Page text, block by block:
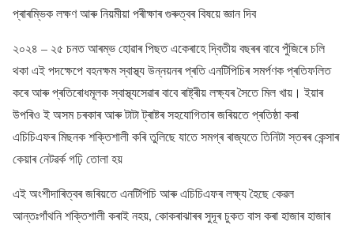
প্ৰাৰম্ভিক লক্ষণ আৰু নিয়মীয়া পৰীক্ষাৰ গুৰুত্বৰ বিষয়ে জ্ঞান দিব
২০২৪ – ২৫ চনত আৰম্ভ হোৱাৰ পিছত একেৰাহে দ্বিতীয় বছৰৰ বাবে পুঁজিৰে চলি
থকা এই পদক্ষেপে বহনক্ষম স্বাস্থ্য উন্নয়নৰ প্ৰতি এনটিপিচিৰ সমৰ্পণক প্ৰতিফলিত
কৰে আৰু প্ৰতিৰোধমূলক স্বাস্থ্যসেৱাৰ বাবে ৰাষ্ট্ৰীয় লক্ষ্যৰ সৈতে মিল খায়। ইয়াৰ
উপৰিও ই অসম চৰকাৰ আৰু টাটা ট্ৰাষ্টৰ সহযোগিতাৰ জৰিয়তে প্ৰতিষ্ঠা কৰা
এচিচিএফৰ মিছনক শক্তিশালী কৰি তুলিছে যাতে সমগ্ৰ ৰাজ্যতে তিনিটা স্তৰৰ কেন্সাৰ
কেয়াৰ নেটৱৰ্ক গঢ়ি তোলা হয়
এই অংশীদাৰিত্বৰ জৰিয়তে এনটিপিচি আৰু এচিচিএফৰ লক্ষ্য হৈছে কেৱল
আন্তঃগাঁথনি শক্তিশালী কৰাই নহয়, কোকৰাঝাৰৰ সুদূৰ চুকত বাস কৰা হাজাৰ হাজাৰ